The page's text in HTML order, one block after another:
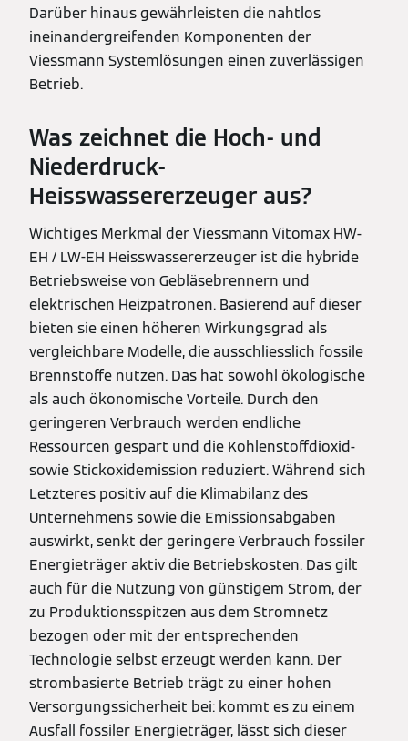
Darüber hinaus gewährleisten die nahtlos
ineinandergreifenden Komponenten der
Viessmann Systemlösungen einen zuverlässigen
Betrieb.
Was zeichnet die Hoch- und
Niederdruck-
Heisswassererzeuger aus?
Wichtiges Merkmal der Viessmann Vitomax HW-
EH / LW-EH Heisswassererzeuger ist die hybride
Betriebsweise von Gebläsebrennern und
elektrischen Heizpatronen. Basierend auf dieser
bieten sie einen höheren Wirkungsgrad als
vergleichbare Modelle, die ausschliesslich fossile
Brennstoffe nutzen. Das hat sowohl ökologische
als auch ökonomische Vorteile. Durch den
geringeren Verbrauch werden endliche
Ressourcen gespart und die Kohlenstoffdioxid-
sowie Stickoxidemission reduziert. Während sich
Letzteres positiv auf die Klimabilanz des
Unternehmens sowie die Emissionsabgaben
auswirkt, senkt der geringere Verbrauch fossiler
Energieträger aktiv die Betriebskosten. Das gilt
auch für die Nutzung von günstigem Strom, der
zu Produktionsspitzen aus dem Stromnetz
bezogen oder mit der entsprechenden
Technologie selbst erzeugt werden kann. Der
strombasierte Betrieb trägt zu einer hohen
Versorgungssicherheit bei: kommt es zu einem
Ausfall fossiler Energieträger, lässt sich dieser